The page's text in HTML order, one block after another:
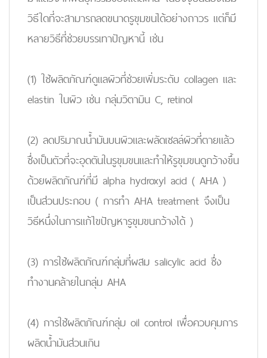
วิธีใดที่จะสามารถลดขนาดรูขุมขนได้อย่างถาวร แต่ก็มี
หลายวิธีที่ช่วยบรรเทาปัญหานี้ เช่น
(1) ใช้ผลิตภัณฑ์ดูแลผิวที่ช่วยเพิ่มระดับ collagen และ
elastin ในผิว เช่น กลุ่มวิตามิน C, retinol
(2) ลดปริมาณน้ำมันบนผิวและผลัดเซลล์ผิวที่ตายแล้ว
ซึ่งเป็นตัวที่จะอุดตันในรูขุมขนและทำให้รูขุมขนดูกว้างขึ้น
ด้วยผลิตภัณฑ์ที่มี alpha hydroxyl acid ( AHA )
เป็นส่วนประกอบ ( การทำ AHA treatment จึงเป็น
วิธีหนึ่งในการแก้ไขปัญหารูขุมขนกว้างได้ )
(3) การใช้ผลิตภัณฑ์กลุ่มที่ผสม salicylic acid ซึ่ง
ทำงานคล้ายในกลุ่ม AHA
(4) การใช้ผลิตภัณฑ์กลุ่ม oil control เพื่อควบคุมการ
ผลิตน้ำมันส่วนเกิน